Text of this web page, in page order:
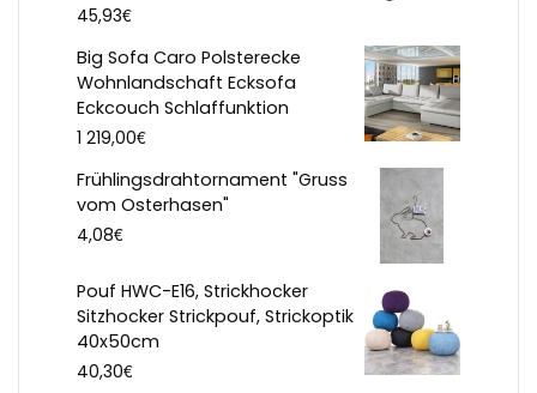
45,93€
Big Sofa Caro Polsterecke
Wohnlandschaft Ecksofa
Eckcouch Schlaffunktion
1 219,00€
Frühlingsdrahtornament "Gruss
vom Osterhasen"
4,08€
Pouf HWC-E16, Strickhocker
Sitzhocker Strickpouf, Strickoptik
40x50cm
40,30€